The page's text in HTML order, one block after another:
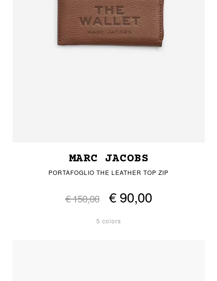
MARC JACOBS
PORTAFOGLIO THE LEATHER TOP ZIP
€ 150,00 € 90,00
5 colors